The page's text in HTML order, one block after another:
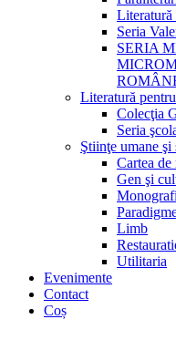
Literatură
Seria
SERIA
Literatură
Colecţia
Seria
Ştiinţe umane şi
Cartea de
Gen şi
Limb
Utilitaria
Evenimente
Contact
Coș